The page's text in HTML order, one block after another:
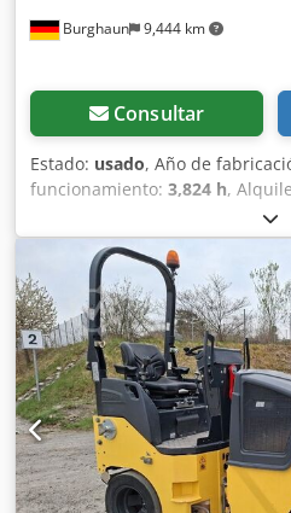
Burghaun 9,444 km
Consultar
Estado: usado, Año de
funcionamiento: 3,824 h,
Ackok = Más información =
Ebert para obtener más